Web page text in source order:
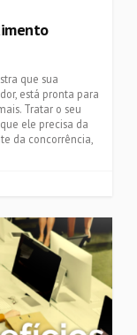
que sua
está pronta para
Tratar o seu
ele precisa da
da concorrência,